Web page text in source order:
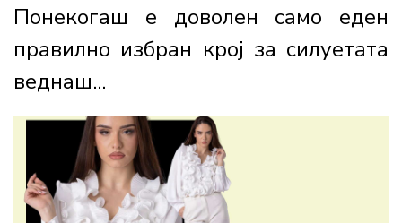
Понекогаш е доволен само еден
правилно избран крој за силуетата
веднаш...